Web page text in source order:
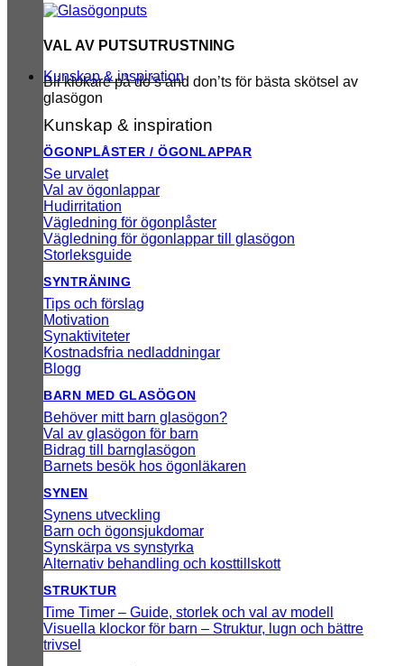
VAL AV PUTSUTRUSTNING
Bli klokare på do’s and don’ts för bästa skötsel av
glasögon
Kunskap & inspiration
Kunskap & inspiration
ÖGONPLÅSTER / ÖGONLAPPAR
Se urvalet
Val av ögonlappar
Hudirritation
Vägledning för ögonplåster
Vägledning för ögonlappar till glasögon
Storleksguide
SYNTRÄNING
Tips och förslag
Motivation
Synaktiviteter
Kostnadsfria nedladdningar
Blogg
BARN MED GLASÖGON
Behöver mitt barn glasögon?
Val av glasögon för barn
Bidrag till barnglasögon
Barnets besök hos ögonläkaren
SYNEN
Synens utveckling
Barn och ögonsjukdomar
Synskärpa vs synstyrka
Alternativ behandling och kosttillskott
STRUKTUR
Time Timer – Guide, storlek och val av modell
Visuella klockor för barn – Struktur, lugn och bättre
trivsel